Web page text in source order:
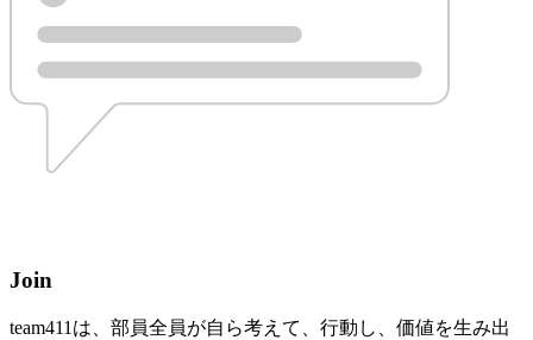
Join
team411は、部員全員が自ら考えて、行動し、価値を生み出